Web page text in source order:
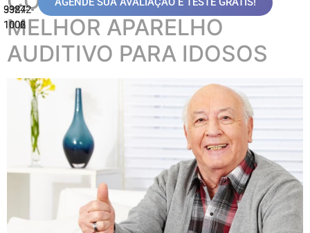
99872-
1006
3324-
1002
MELHOR APARELHO
AUDITIVO PARA IDOSOS